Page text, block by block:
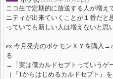
ニコ生で定期的に放送する人が増え
ニティが出来ていくことが１番だと
っていても新しい人は増えないと思
ex.今月発売のポケモンＸＹを購入→
る
→「実は僕カルドセプトっていうゲ
（『1からはじめるカルドセプト』を